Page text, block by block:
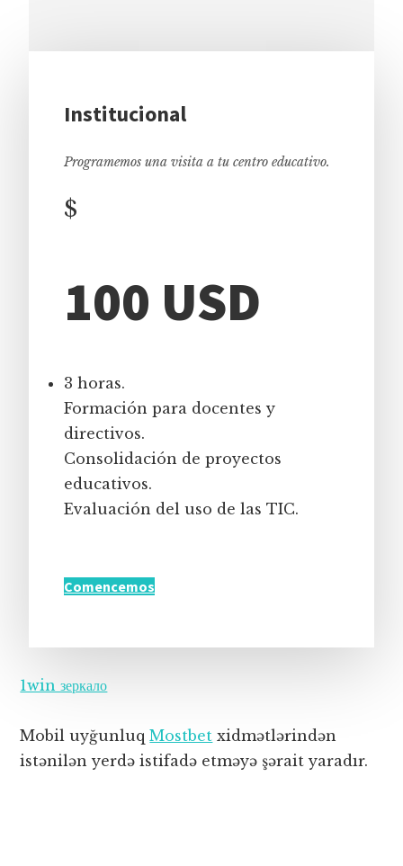
Institucional
Programemos una visita a tu centro educativo.
$
100 USD
3 horas.
Formación para docentes y
directivos.
Consolidación de proyectos
educativos.
Evaluación del uso de las TIC.
Comencemos
1win зеркало
Mobil uyğunluqMostbet xidmətlərindən
istənilən yerdə istifadə etməyə şərait yaradır.